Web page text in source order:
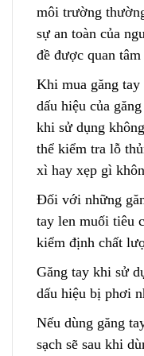
môi trường
sự an toàn của
đề được quan tâm
Khi mua găng tay
dấu hiệu của
khi sử dụng
thể kiểm tra lỗ
xì hay xẹp gì
Đối với những
tay len muối tiêu
kiểm định chất
Găng tay khi sử
dấu hiệu bị phơi
Nếu dùng găng
sạch sẽ sau khi